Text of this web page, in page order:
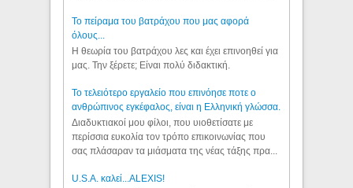
Το πείραμα του βατράχου που μας αφορά
όλους...
Η θεωρία του βατράχου λες και έχει επινοηθεί για
μας. Την ξέρετε; Είναι πολύ διδακτική.
Το τελειότερο εργαλείο που επινόησε ποτε ο
ανθρώπινος εγκέφαλος, είναι η Ελληνική γλώσσα.
Διαδυκτιακοί μου φίλοι, που υιοθετίσατε με
περίσσια ευκολία τον τρόπο επικοινωνίας που
σας πλάσαραν τα μιάσματα της νέας τάξης πρα...
U.S.A. καλεί...ALEXIS!